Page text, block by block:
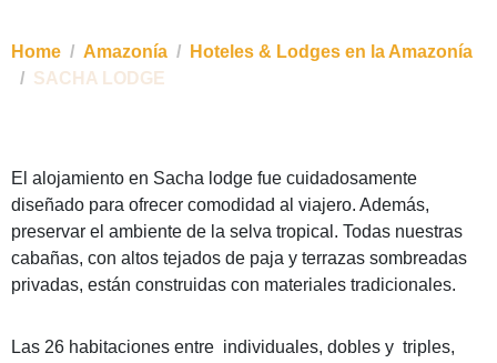
Home Amazonía
Hoteles & Lodges en la Amazonía
SACHA LODGE
El alojamiento en Sacha lodge fue cuidadosamente
diseñado para ofrecer comodidad al viajero. Además,
preservar el ambiente de la selva tropical. Todas nuestras
cabañas, con altos tejados de paja y terrazas sombreadas
privadas, están construidas con materiales tradicionales.
Las 26 habitaciones entre individuales, dobles y triples,